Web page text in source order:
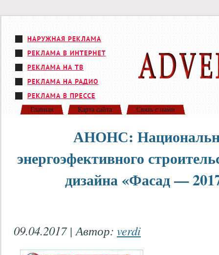
Главная Карта сайта Связь с нами
АНОНС:
энергоэфективного
дизайна «Фасад —
09.04.2017 | Автор: verdi